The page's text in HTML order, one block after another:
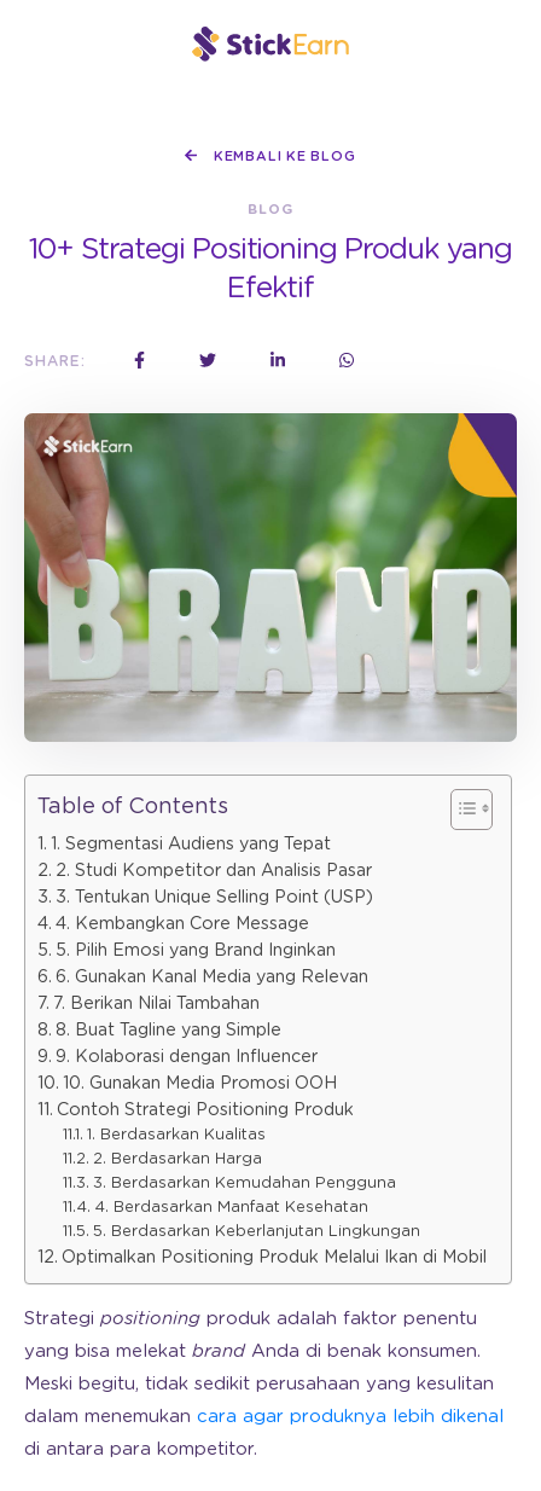
KEMBALI KE BLOG
BLOG
10+ Strategi Positioning Produk yang
Efektif
SHARE:
Table of Contents
1. Segmentasi Audiens yang Tepat
2. Studi Kompetitor dan Analisis Pasar
3. Tentukan Unique Selling Point (USP)
4. Kembangkan Core Message
5. Pilih Emosi yang Brand Inginkan
6. Gunakan Kanal Media yang Relevan
7. Berikan Nilai Tambahan
8. Buat Tagline yang Simple
9. Kolaborasi dengan Influencer
10. Gunakan Media Promosi OOH
Contoh Strategi Positioning Produk
1. Berdasarkan Kualitas
2. Berdasarkan Harga
3. Berdasarkan Kemudahan Pengguna
4. Berdasarkan Manfaat Kesehatan
5. Berdasarkan Keberlanjutan Lingkungan
Optimalkan Positioning Produk Melalui Ikan di Mobil
Strategi positioning produk adalah faktor penentu
yang bisa melekat brand Anda di benak konsumen.
Meski begitu, tidak sedikit perusahaan yang kesulitan
dalam menemukan cara agar produknya lebih dikenal
di antara para kompetitor.